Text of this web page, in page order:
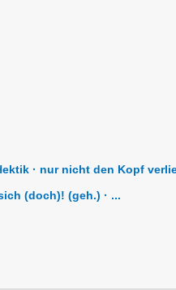
· nur nicht den Kopf
(doch)! (geh.) · ...